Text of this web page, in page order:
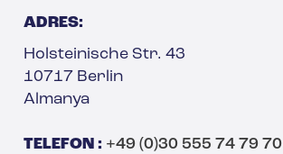
ADRES:
Holsteinische Str. 43
10717 Berlin
Almanya
TELEFON : +49 (0)30 555 74 79 70